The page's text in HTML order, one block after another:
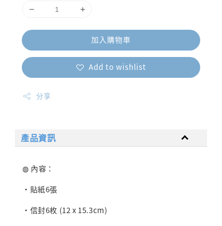
加入購物車
Add to wishlist
分享
產品資訊
◍ 內容：
・貼紙6張
・信封6枚 (12 x 15.3cm)